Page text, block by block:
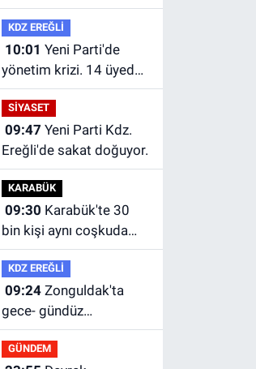
hayatını kaybetti
KDZ EREĞLİ
10:01
yönetim krizi. 14 üyeden
ortak bildiri.
SİYASET
09:47
Ereğli'de sakat doğuyor.
KARABÜK
09:30
bin kişi aynı coşkuda
buluştu.
KDZ EREĞLİ
09:24Zonguldak'ta
gece- gündüz
ekiplerden dron destekli
denetim.
GÜNDEM